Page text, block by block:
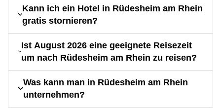
Kann ich ein Hotel in Rüdesheim am Rhein
gratis stornieren?
Ist August 2026 eine geeignete Reisezeit
um nach Rüdesheim am Rhein zu reisen?
Was kann man in Rüdesheim am Rhein
unternehmen?